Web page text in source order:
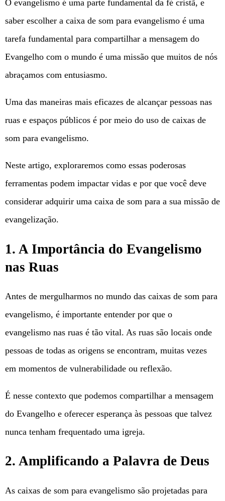
O evangelismo é uma parte fundamental da fé cristã, e
saber escolher a caixa de som para evangelismo é uma
tarefa fundamental para compartilhar a mensagem do
Evangelho com o mundo é uma missão que muitos de nós
abraçamos com entusiasmo.
Uma das maneiras mais eficazes de alcançar pessoas nas
ruas e espaços públicos é por meio do uso de caixas de
som para evangelismo.
Neste artigo, exploraremos como essas poderosas
ferramentas podem impactar vidas e por que você deve
considerar adquirir uma caixa de som para a sua missão de
evangelização.
1. A Importância do Evangelismo
nas Ruas
Antes de mergulharmos no mundo das caixas de som para
evangelismo, é importante entender por que o
evangelismo nas ruas é tão vital. As ruas são locais onde
pessoas de todas as origens se encontram, muitas vezes
em momentos de vulnerabilidade ou reflexão.
É nesse contexto que podemos compartilhar a mensagem
do Evangelho e oferecer esperança às pessoas que talvez
nunca tenham frequentado uma igreja.
2. Amplificando a Palavra de Deus
As caixas de som para evangelismo são projetadas para